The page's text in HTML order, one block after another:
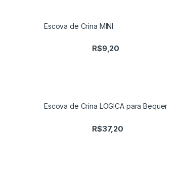
Escova de Crina MINI
R$9,20
Escova de Crina LOGICA para Bequer
R$37,20